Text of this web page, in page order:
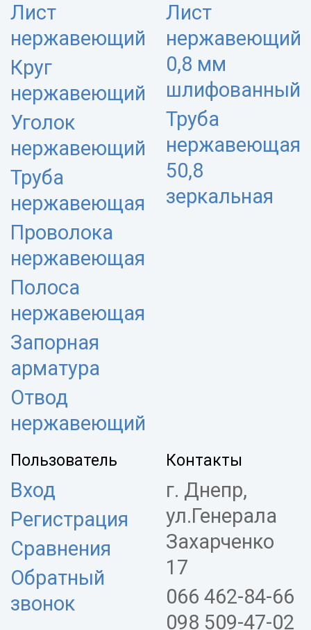
Лист
нержавеющий
Круг
нержавеющий
Уголок
нержавеющий
Труба
нержавеющая
Проволока
нержавеющая
Полоса
нержавеющая
Запорная
арматура
Отвод
нержавеющий
Лист
нержавеющий
0,8 мм
шлифованный
Труба
нержавеющая
50,8
зеркальная
Пользователь
Вход
Регистрация
Сравнения
Обратный
звонок
Контакты
г. Днепр,
ул.Генерала
Захарченко
17
066 462-84-66
098 509-47-02